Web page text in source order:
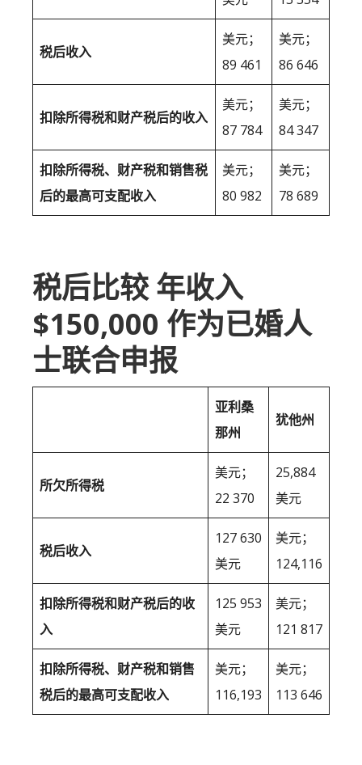
税后收入
美元；
89 461
美元；
86 646
扣除所得税和财产税后的收入
美元；
87 784
美元；
84 347
扣除所得税、财产税和销售税
后的最高可支配收入
美元；
80 982
美元；
78 689
税后比较 年收入
$150,000 作为已婚人
士联合申报
亚利桑
那州
犹他州
所欠所得税
美元；
22 370
25,884
美元
税后收入
127 630
美元
美元；
124,116
扣除所得税和财产税后的收
入
125 953
美元
美元；
121 817
扣除所得税、财产税和销售
税后的最高可支配收入
美元；
116,193
美元；
113 646